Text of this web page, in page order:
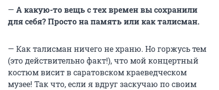
— А какую-то вещь с тех временвы сохранили
для себя? Просто на память или как талисман.
— Как талисман ничего не храню. Но горжусь тем
(это действительно факт!), что мой концертный
костюм висит в саратовском краеведческом
музее! Так что, если я вдруг заскучаю по своим